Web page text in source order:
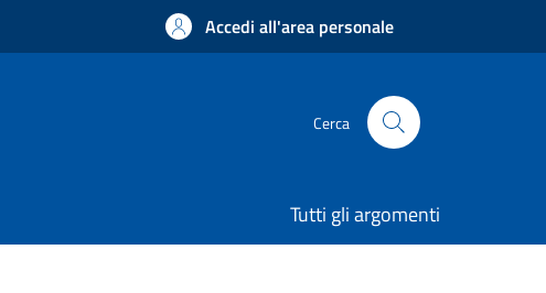
Accedi all'area personale
Cerca
Tutti gli argomenti